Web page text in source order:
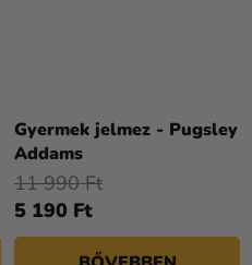
Gyermek jelmez - Pugsley
Addams
5 190 Ft
11 990 Ft